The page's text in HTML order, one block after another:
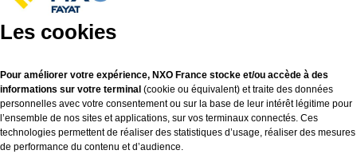
Les cookies
Pour améliorer votre expérience, NXO France stocke et/ou accède à des
informations sur votre terminal (cookie ou équivalent) et traite des données
personnelles avec votre consentement ou sur la base de leur intérêt légitime pour
l’ensemble de nos sites et applications, sur vos terminaux connectés. Ces
technologies permettent de réaliser des statistiques d’usage, réaliser des mesures
de performance du contenu et d’audience.